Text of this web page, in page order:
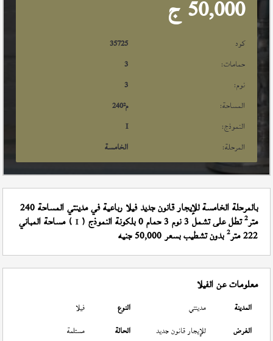
50,000 ج
كود
35725
حمامات:
3
نوم:
3
المساحة:
240م²
النموذج:
I
المرحلة:
الخامسة
بالمرحلة الخامسة للإيجار قانون جديد فيلا رباعية في مدينتي المساحة 240
متر2تطل على تشمل 3 نوم 3 حمام 0 بلكونة النموذج ( I ) مساحة المباني
222 متر 2بدون تشطيب بسعر 50,000 جنيه
معلومات عن الفيلا
المدينة مدينتي النوع
فيلا
الغرض
للإيجار قانون جديد الحالة
مستلمة